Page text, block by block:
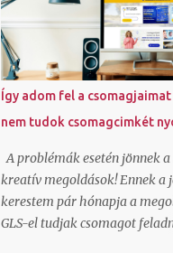
Így adom fel a csomagjaimat
nem tudok csomagcimkét
A problémák esetén jönnek
kreatív megoldások! Ennek a
kerestem pár hónapja a
GLS-el tudjak csomagot